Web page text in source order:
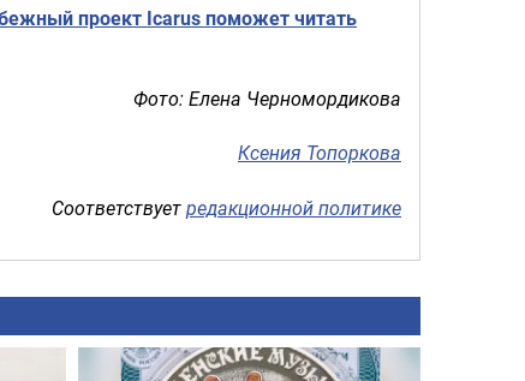
проект Icarus поможет читать
Фото: Елена Черномордикова
Ксения Топоркова
Соответствуетредакционной политике